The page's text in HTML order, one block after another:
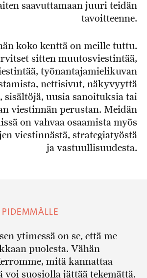
saavuttamaan juuri teidän
tavoitteenne.
koko kenttä on meille tuttu.
sitten muutosviestintää,
työnantajamielikuvan
nettisivut, näkyvyyttä
sisältöjä, uusia sanoituksia tai
viestinnän perustan. Meidän
on vahvaa osaamista myös
viestinnästä, strategiatyöstä
ja vastuullisuudesta.
ytimessä on se, että me
puolesta. Vähän
mitä kannattaa
voi suosiolla jättää tekemättä.